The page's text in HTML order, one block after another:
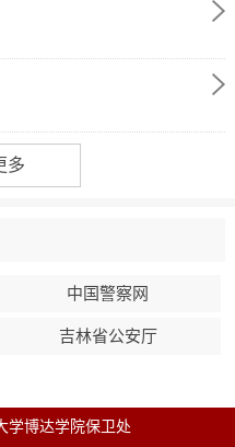
多
中国警察网
吉林省公安厅
学博达学院保卫处